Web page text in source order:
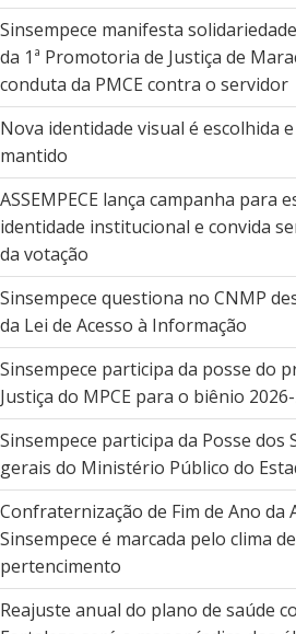
Sinsempece manifesta
da 1ª Promotoria de Justiça de
conduta da PMCE contra o servidor
Nova identidade visual é escolhida
mantido
ASSEMPECE lança campanha para
identidade institucional e convida
da votação
Sinsempece questiona no CNMP
da Lei de Acesso à Informação
Sinsempece participa da posse do
Justiça do MPCE para o biênio
Sinsempece participa da Posse
gerais do Ministério Público do
Confraternização de Fim de Ano da
Sinsempece é marcada pelo clima
pertencimento
Reajuste anual do plano de saúde